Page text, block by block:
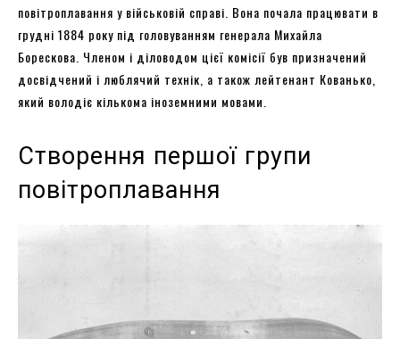
повітроплавання у військовій справі. Вона почала працювати в
грудні 1884 року під головуванням генерала Михайла
Борескова. Членом і діловодом цієї комісії був призначений
досвідчений і люблячий технік, а також лейтенант Кованько,
який володіє кількома іноземними мовами.
Створення першої групи
повітроплавання